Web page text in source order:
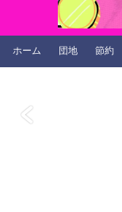
ホーム 団地 節約